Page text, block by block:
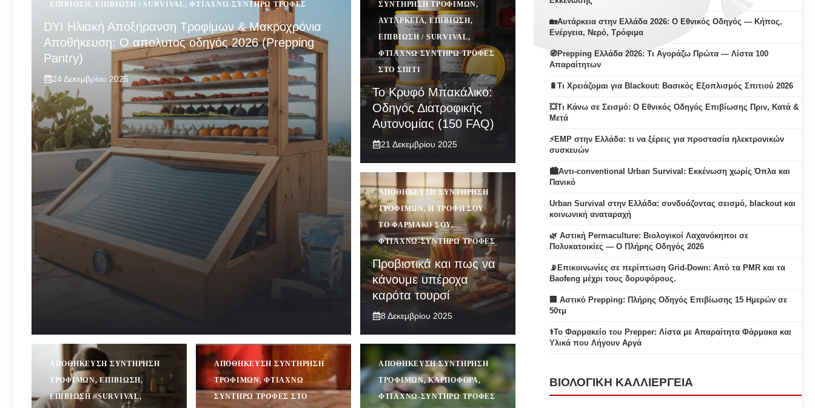
ΕΠΙΒΙΩΣΗ , ΕΠΙΒΊΩΣΗ / SURVIVAL,ΦΤΙΆΧΝΩ-ΣΥΝΤΗΡΏ ΤΡΟΦΈΣ
DYI Ηλιακή Αποξήρανση Τροφίμων & Μακροχρόνια
Αποθήκευση: Ο απολυτος οδηγός 2026 (Prepping
Pantry)
24 Δεκεμβρίου 2025
ΣΥΝΤΉΡΗΣΗ ΤΡΟΦΊΜΩΝ,
ΑΥΤΆΡΚΕΙΑ, ΕΠΙΒΙΩΣΗ,
ΕΠΙΒΊΩΣΗ / SURVIVAL,
ΦΤΙΆΧΝΩ ΣΥΝΤΗΡΏ ΤΡΟΦΈΣ
ΣΤΟ ΣΠΊΤΙ
Το Κρυφό Μπακάλικο:
Οδηγός Διατροφικής
Αυτονομίας (150 FAQ)
21 Δεκεμβρίου 2025
ΑΠΟΘΉΚΕΥΣΗ ΣΥΝΤΉΡΗΣΗ
ΤΡΟΦΊΜΩΝ,Η ΤΡΟΦΉ ΣΟΥ
ΤΟ ΦΆΡΜΑΚΟ ΣΟΥ,
ΦΤΙΆΧΝΩ-ΣΥΝΤΗΡΏ ΤΡΟΦΈΣ
Προβιοτικά και πως να
κάνουμε υπέροχα
καρότα τουρσί
8 Δεκεμβρίου 2025
ΑΠΟΘΉΚΕΥΣΗ ΣΥΝΤΉΡΗΣΗ
ΤΡΟΦΊΜΩΝ,ΕΠΙΒΙΩΣΗ,
ΕΠΙΒΊΩΣΗ / SURVIVAL,
ΑΠΟΘΉΚΕΥΣΗ ΣΥΝΤΉΡΗΣΗ
ΤΡΟΦΊΜΩΝ,ΦΤΙΆΧΝΩ
ΣΥΝΤΗΡΏ ΤΡΟΦΈΣ ΣΤΟ
ΑΠΟΘΉΚΕΥΣΗ ΣΥΝΤΉΡΗΣΗ
ΤΡΟΦΊΜΩΝ,ΚΑΡΠΟΦΌΡΑ,
ΦΤΙΆΧΝΩ-ΣΥΝΤΗΡΏ ΤΡΟΦΈΣ
🏡Αυτάρκεια στην Ελλάδα 2026: Ο Εθνικός Οδηγός — Κήπος,
Ενέργεια, Νερό, Τρόφιμα
🧭Prepping Ελλάδα 2026: Τι Αγοράζω Πρώτα — Λίστα 100
Απαραίτητων
🔋Τι Χρειάζομαι για Blackout: Βασικός Εξοπλισμός Σπιτιού 2026
💥Τι Κάνω σε Σεισμό: Ο Εθνικός Οδηγός Επιβίωσης Πριν, Κατά &
Μετά
⚡EMP στην Ελλάδα: τι να ξέρεις για προστασία ηλεκτρονικών
συσκευών
🏙️Αντι-conventional Urban Survival: Εκκένωση χωρίς Όπλα και
Πανικό
Urban Survival στην Ελλάδα: συνδυάζοντας σεισμό, blackout και
κοινωνική αναταραχή
🌿 Αστική Permaculture: Βιολογικοί Λαχανόκηποι σε
Πολυκατοικίες — Ο Πλήρης Οδηγός 2026
📡Επικοινωνίες σε περίπτωση Grid-Down: Από τα PMR και τα
Baofeng μέχρι τους δορυφόρους.
🏢 Αστικό Prepping: Πλήρης Οδηγός Επιβίωσης 15 Ημερών σε
50τμ
⚕️Το Φαρμακείο του Prepper: Λίστα με Απαραίτητα Φάρμακα και
Υλικά που Λήγουν Αργά
ΒΙΟΛΟΓΙΚΗ ΚΑΛΛΙΕΡΓΕΙΑ